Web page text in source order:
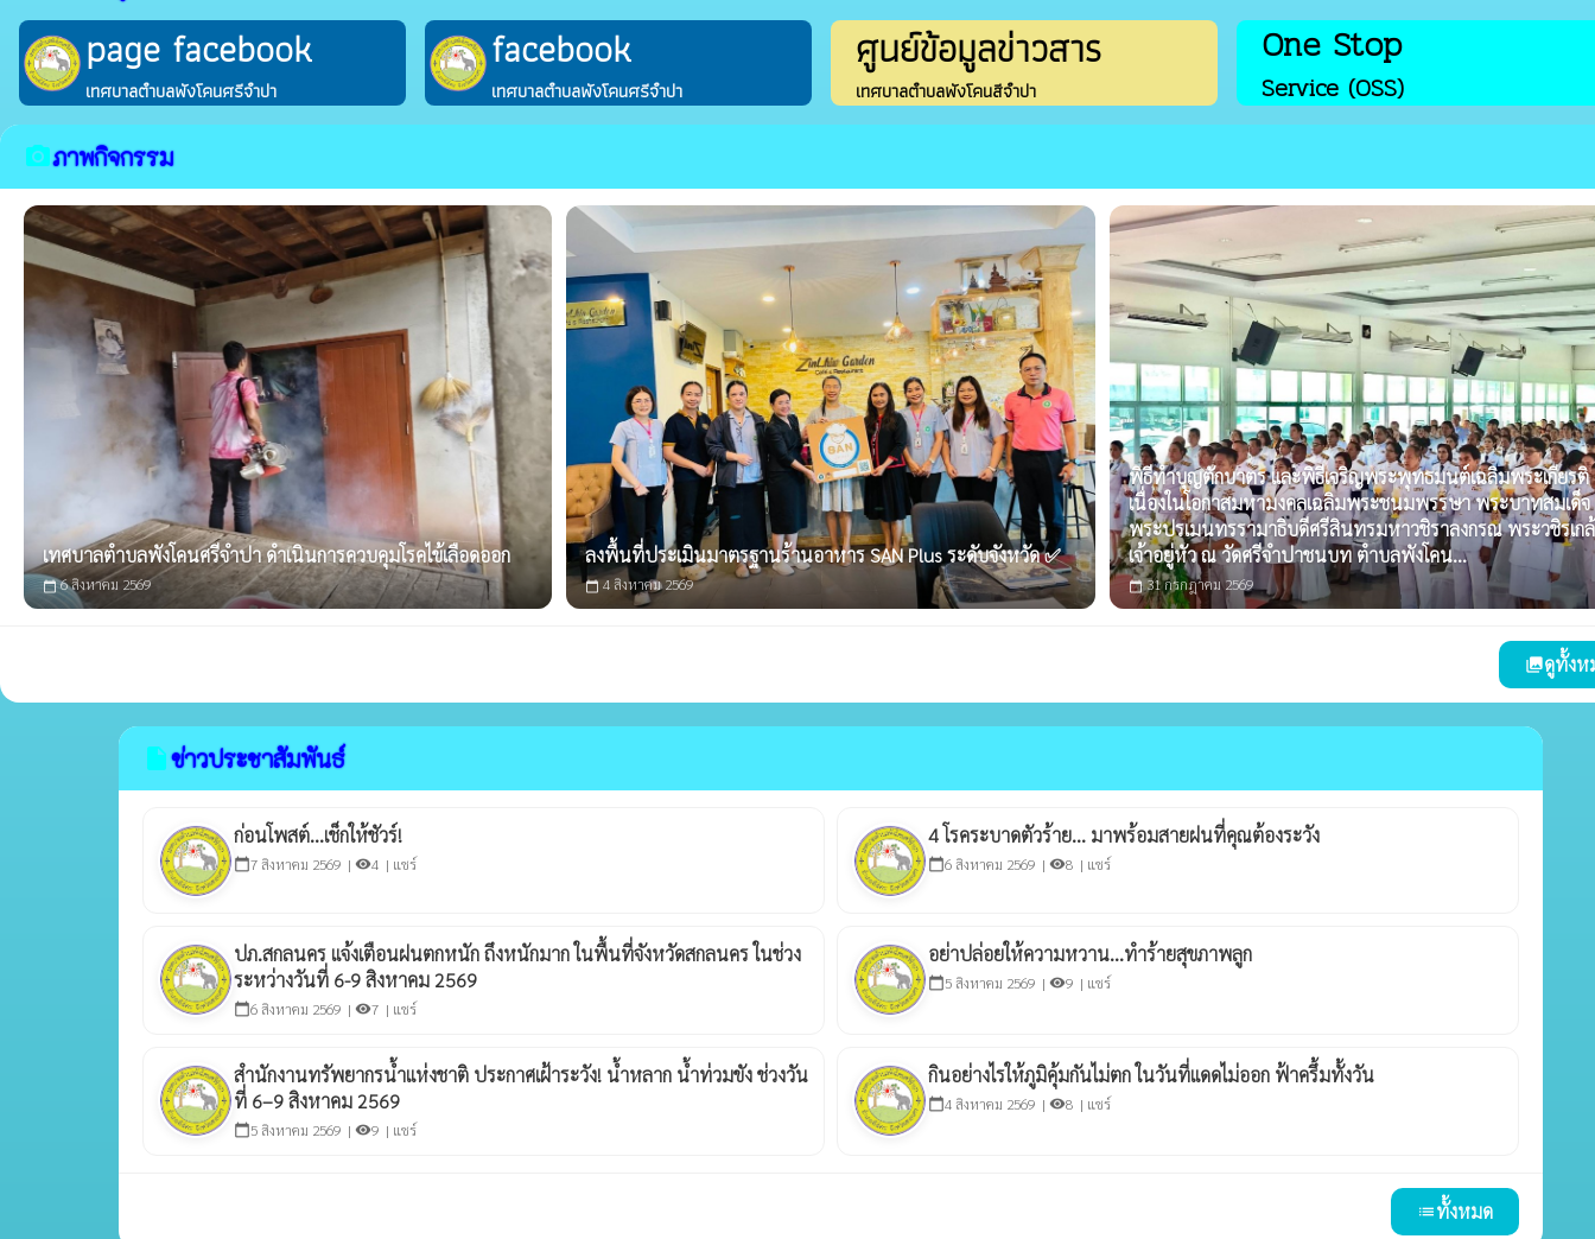
page facebook
เทศบาลตำบลพังโคนศรีจำปา
facebook
เทศบาลตำบลพังโคนศรีจำปา
ศูนย์ข้อมูลข่าวสาร
เทศบาลตำบลพังโคนสีจำปา
One Stop
Service (OSS)
camera_altภาพกิจกรรม
เทศบาลตำบลพังโคนศรีจำปา ดำเนินการควบคุมโรคไข้เลือดออก
calendar_today6 สิงหาคม 2569
ลงพื้นที่ประเมินมาตรฐานร้านอาหาร SAN Plus ระดับจังหวัด ✅
calendar_today4 สิงหาคม 2569
พิธีทำบุญตักบาตร และพิธีเจริญพระพุทธมนต์เฉลิมพระเกียรติ
เนื่องในโอกาสมหามงคลเฉลิมพระชนมพรรษา พระบาทสมเด็จ
พระปรเมนทรรามาธิบดีศรีสินทรมหาวชิราลงกรณ พระวชิรเก
เจ้าอยู่หัว ณ วัดศรีจำปาชนบท ตำบลพังโคน...
calendar_today31 กรกฎาคม 2569
photo_libraryดูทั้งห
insert_drive_fileข่าวประชาสัมพันธ์
ก่อนโพสต์...เช็กให้ชัวร์!
calendar_today7 สิงหาคม 2569 | visibility4 | แชร์
4 โรคระบาดตัวร้าย... มาพร้อมสายฝนที่คุณต้องระวัง
calendar_today6 สิงหาคม 2569 | visibility8 | แชร์
ปภ.สกลนคร แจ้งเตือนฝนตกหนัก ถึงหนักมาก ในพื้นที่จังหวัดสกลนคร ในช่วง
ระหว่างวันที่ 6-9 สิงหาคม 2569
calendar_today6 สิงหาคม 2569 | visibility7 | แชร์
อย่าปล่อยให้ความหวาน...ทำร้ายสุขภาพลูก
calendar_today5 สิงหาคม 2569 | visibility9 | แชร์
สำนักงานทรัพยากรน้ำแห่งชาติ ประกาศเฝ้าระวัง! น้ำหลาก น้ำท่วมขัง ช่วงวัน
ที่ 6–9 สิงหาคม 2569
calendar_today5 สิงหาคม 2569 | visibility9 | แชร์
กินอย่างไรให้ภูมิคุ้มกันไม่ตก ในวันที่แดดไม่ออก ฟ้าครึ้มทั้งวัน
calendar_today4 สิงหาคม 2569 | visibility8 | แชร์
listทั้งหมด